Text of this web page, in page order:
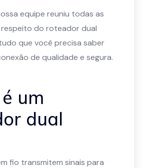
equipe reuniu todas as
do roteador dual
que você precisa saber
de qualidade e segura.
um
dual
fio transmitem sinais para